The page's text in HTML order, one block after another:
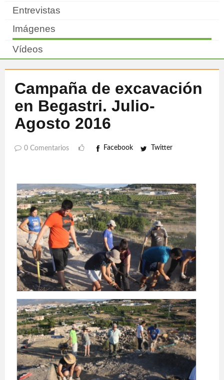
Entrevistas
Imágenes
Vídeos
Campaña de excavación
en Begastri. Julio-
Agosto 2016
0 Comentarios Facebook Twitter